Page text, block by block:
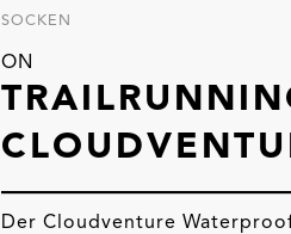
SOCKEN
ON
Der Cloudventure